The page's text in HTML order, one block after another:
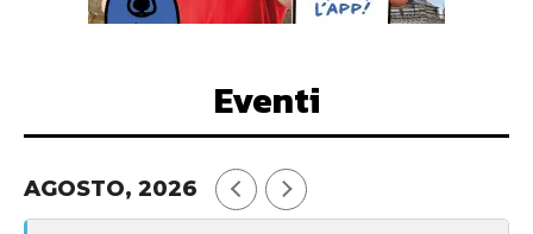
Eventi
AGOSTO, 2026